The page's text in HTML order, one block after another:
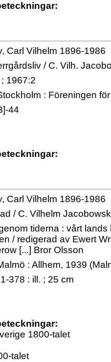
Carl Vilhelm 1896-1986
/ C. Vilh.
1967:2
: Föreningen
44
Carl Vilhelm 1896-1986
/ C. Vilhelm
tiderna : vårt
/ redigerad av Ewert
[...] Bror Olsson
: Allhem, 1939
378 : ill. ; 25 cm
1800-talet
talet